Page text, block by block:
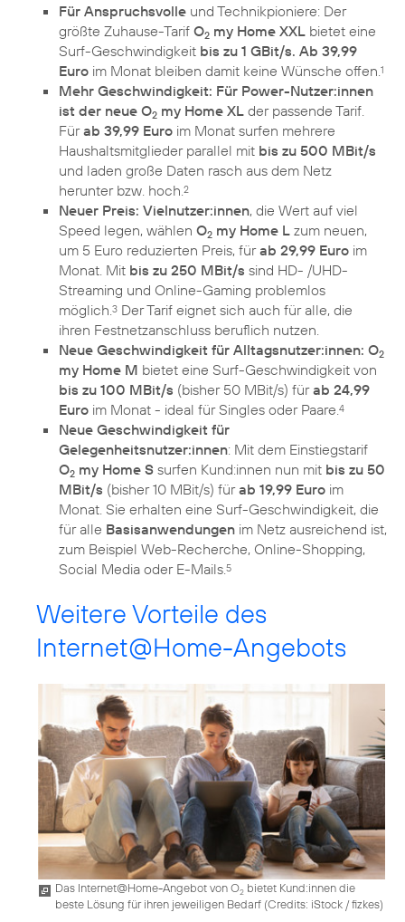
Für Anspruchsvolle und Technikpioniere: Der
größte Zuhause-Tarif O2 my Home XXL bietet eine
Surf-Geschwindigkeit bis zu 1 GBit/s. Ab 39,99
Euro im Monat bleiben damit keine Wünsche offen. 1
Mehr Geschwindigkeit: Für Power-Nutzer:innen
ist der neue O2 my Home XL der passende Tarif.
Fürab 39,99 Euro im Monat surfen mehrere
Haushaltsmitglieder parallel mit bis zu 500 MBit/s
und laden große Daten rasch aus dem Netz
herunter bzw. hoch. 2
Neuer Preis: Vielnutzer:innen, die Wert auf viel
Speed legen, wählen O2 my Home L zum neuen,
um 5 Euro reduzierten Preis, fürab 29,99 Euro im
Monat. Mit bis zu 250 MBit/s sind HD- /UHD-
Streaming und Online-Gaming problemlos
möglich. 3 Der Tarif eignet sich auch für alle, die
ihren Festnetzanschluss beruflich nutzen.
Neue Geschwindigkeit für Alltagsnutzer:innen: O2
my Home M bietet eine Surf-Geschwindigkeit von
bis zu 100 MBit/s (bisher 50 MBit/s) fürab 24,99
Euro im Monat - ideal für Singles oder Paare. 4
Neue Geschwindigkeit für
Gelegenheitsnutzer:innen: Mit dem Einstiegstarif
O2 my Home S surfen Kund:innen nun mit bis zu 50
MBit/s (bisher 10 MBit/s) fürab 19,99 Euro im
Monat. Sie erhalten eine Surf-Geschwindigkeit, die
für alle Basisanwendungen im Netz ausreichend ist,
zum Beispiel Web-Recherche, Online-Shopping,
Social Media oder E-Mails. 5
Weitere Vorteile des
Internet@Home-Angebots
Das Internet@Home-Angebot von O2 bietet Kund:innen die
beste Lösung für ihren jeweiligen Bedarf (Credits: iStock / fizkes)